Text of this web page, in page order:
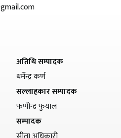
अतिथि सम्पादक
धर्मेन्द्र कर्ण
सल्लाहकार सम्पादक
फणीन्द्र फुयाल
सम्पादक